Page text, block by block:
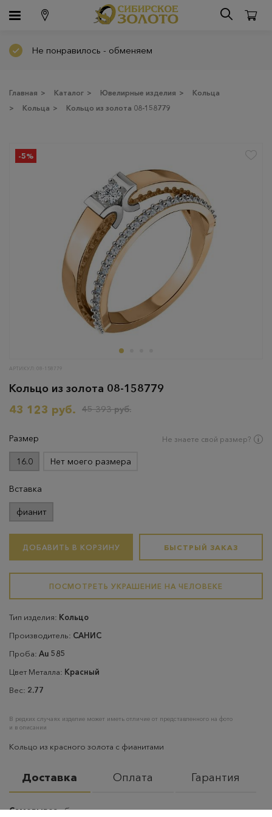
Не понравилось - обменяем
Главная > Каталог > Ювелирные изделия >
Кольца
>
Кольца > Кольцо из золота 08-158779
-5%
АРТИКУЛ: 08-158779
Кольцо из золота 08-158779
43 123 руб.
45 393 руб.
Размер Не знаете свой размер?
16.0 Нет моего размера
Вставка
фианит
ДОБАВИТЬ В КОРЗИНУ БЫСТРЫЙ ЗАКАЗ
ПОСМОТРЕТЬ УКРАШЕНИЕ НА ЧЕЛОВЕКЕ
Тип изделия: Кольцо
Производитель: САНИС
Проба: Au 585
Цвет Металла: Красный
Вес: 2.77
В редких случаях изделие может иметь отличие от представленного на фото
и в описании
Кольцо из красного золота с фианитами
Доставка Оплата Гарантия
Самовывоз– бесплатно